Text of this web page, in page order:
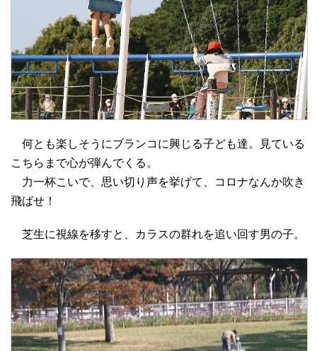
何とも楽しそうにブランコに興じる子ども達。見ている
こちらまで心が弾んでくる。
力一杯こいで、思い切り声を挙げて、コロナなんか吹き
飛ばせ！
芝生に視線を移すと、カラスの群れを追い回す男の子。